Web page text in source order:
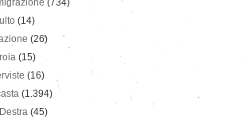
(734)
(14)
(26)
(15)
(16)
(1.394)
(45)